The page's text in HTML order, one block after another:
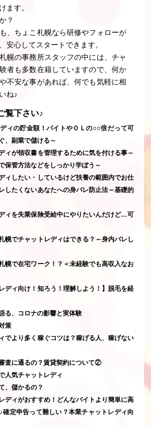
ます。
？
、ちょこ札幌なら研修やフォローが
安心してスタートできます。
幌の事務所スタッフの中には、チャ
者も多数在籍していますので、何か
不安な事があれば、何でも気軽に相
ね♪
覧下さい♪
ィの貯金額！バイトやＯＬの○○倍だって可
、副業で儲ける～
ィが領収書を管理するために気を付ける事～
保管方法などをしっかり学ぼう～
ィしたい・しているけど扶養の範囲内でお仕
したくないあなたへの身バレ防止法～基礎的
ィを失業保険受給中にやりたいんだけど…可
幌でチャットレディはできる？～身内バレし
幌で在宅ワーク！？＜未経験でも高収入なお
ディ向け！知ろう！理解しよう！】脱毛を経
る、コロナの影響と実体験
策
でより多く稼ぐコツは？稼げる人、稼げない
査に通るの？賃貸契約について②
人気チャットレディ
、儲かるの？
ディがおすすめ！どんなバイトより簡単に高
確定申告って難しい？本業チャットレディ向